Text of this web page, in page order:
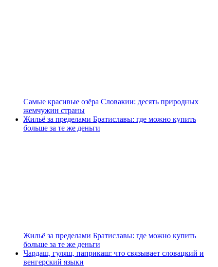
Самые красивые озёра Словакии: десять природных
жемчужин страны
Жильё за пределами Братиславы: где можно купить
больше за те же деньги
Жильё за пределами Братиславы: где можно купить
больше за те же деньги
Чардаш, гуляш, паприкаш: что связывает словацкий и
венгерский языки